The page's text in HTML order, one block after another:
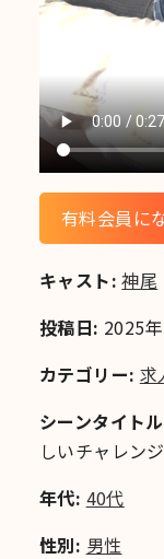
有料会員に
キャスト: 神尾
投稿日: 2025
カテゴリー: 求
シーンタイト
しいチャレン
年代: 40代
性別: 男性